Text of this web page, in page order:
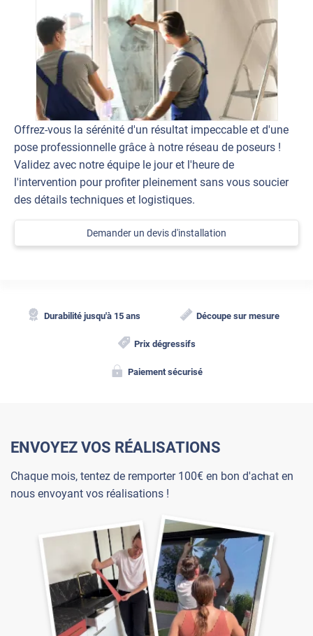
Offrez-vous la sérénité d'un résultat impeccable et d'une
pose professionnelle grâce à notre réseau de poseurs !
Validez avec notre équipe le jour et l'heure de
l'intervention pour profiter pleinement sans vous soucier
des détails techniques et logistiques.
Demander un devis d'installation
Durabilité jusqu'à 15 ans Découpe sur mesure
Prix dégressifs
Paiement sécurisé
ENVOYEZ VOS RÉALISATIONS
Chaque mois, tentez de remporter 100€ en bon d'achat en
nous envoyant vos réalisations !